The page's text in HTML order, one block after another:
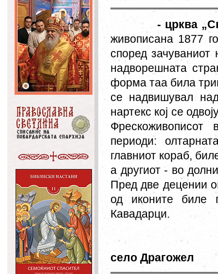
- црква
живописана 1877
според зачуваниот
надворешната
форма таа била
се надвишувал
нартекс кој се
Фрескоживописот
периоди:
главниот кораб,
а другиот - во
Пред две децении
од иконите биле
Кавадарци.
село Драгожел